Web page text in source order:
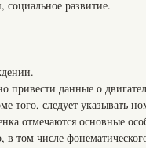
развитие.
привести данные о
следует указывать
отмечаются основные
в том числе